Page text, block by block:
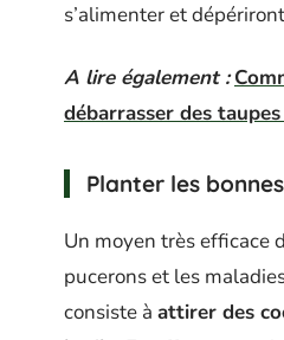
s’alimenter et
A lire également :
débarrasser des
Planter les
Un moyen très efficace
pucerons et les
consiste à attirer des